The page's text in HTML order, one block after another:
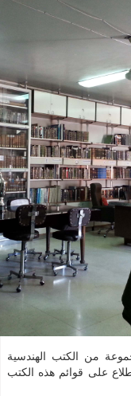
من الكتب الهندسية
على قوائم هذه الكتب